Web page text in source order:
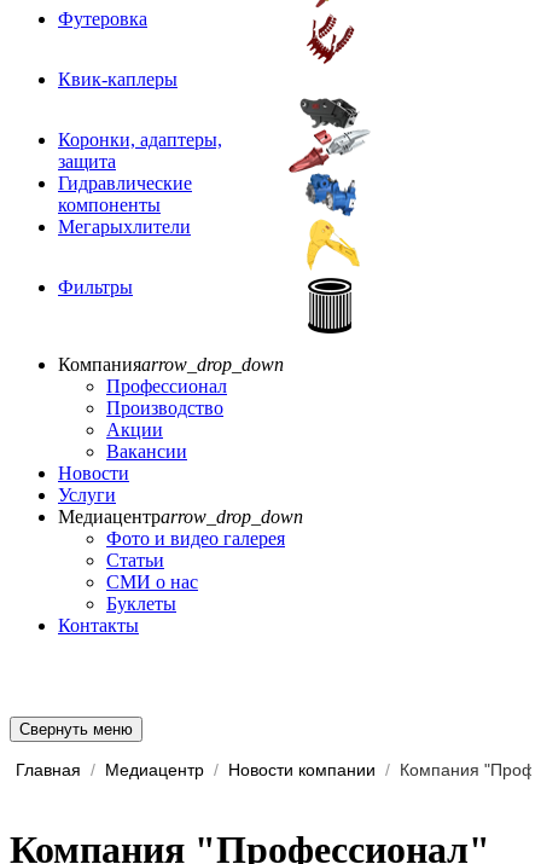
Футеровка
Квик-каплеры
Коронки, адаптеры,
защита
Гидравлические
компоненты
Мегарыхлители
Фильтры
Компанияarrow_drop_down
Профессионал
Производство
Акции
Вакансии
Новости
Услуги
Медиацентрarrow_drop_down
Фото и видео галерея
Статьи
СМИ о нас
Буклеты
Контакты
Свернуть меню
Главная / Медиацентр / Новости компании /
Компания "Профессионал"